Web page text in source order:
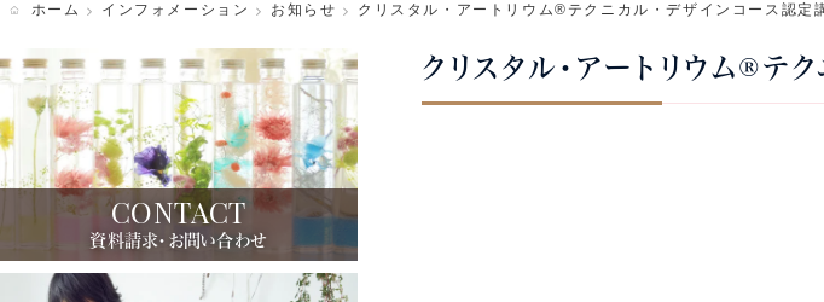
ホーム インフォメーション お知らせ クリスタル・アートリウム®テクニカル・デザインコース認定
クリスタル・アートリウム®テ
CONTACT
資料請求・お問い合わせ